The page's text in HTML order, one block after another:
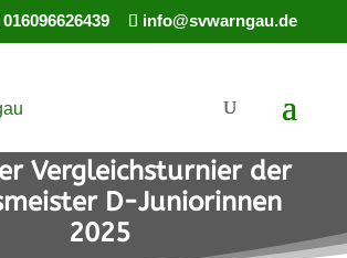
016096626439 info@svwarngau.de
Vergleichsturnier der
D-Juniorinnen
2025